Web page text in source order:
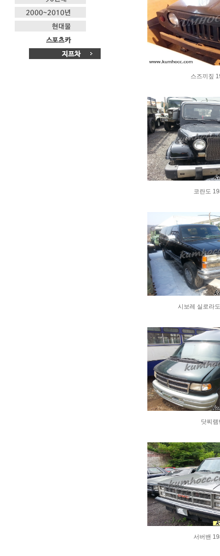
스즈끼짚
코란도
시보레 실로라
닷찌램
서버밴